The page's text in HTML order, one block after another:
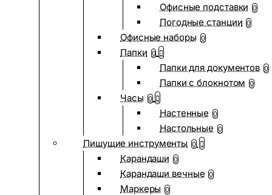
Офисные подставки 0
Погодные станции 0
Офисные наборы 0
Папки 0
Папки для документов 0
Папки с блокнотом 0
Часы 0
Настенные 0
Настольные 0
Пишущие инструменты 0
Карандаши 0
Карандаши вечные 0
Маркеры 0